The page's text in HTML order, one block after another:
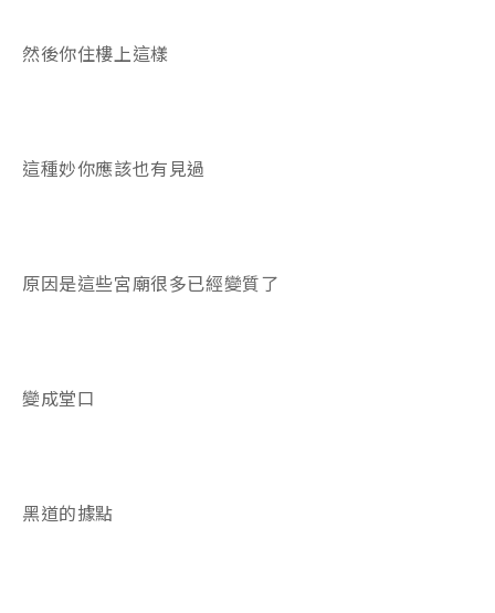
然後你住樓上這樣
這種妙你應該也有見過
原因是這些宮廟很多已經變質了
變成堂口
黑道的據點